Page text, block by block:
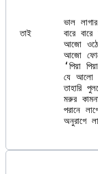
তাই	বারে বারে আসি ফিরে তব আঙিনায়।।
	তাহারি পুলকে আজি পরান মাতায়।